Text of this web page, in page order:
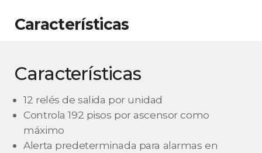
Características
Características
12 relés de salida por unidad
Controla 192 pisos por ascensor como
máximo
Alerta predeterminada para alarmas en